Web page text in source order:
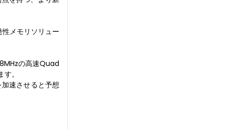
メモリソリュー
の高速Quad
。
速させると予想